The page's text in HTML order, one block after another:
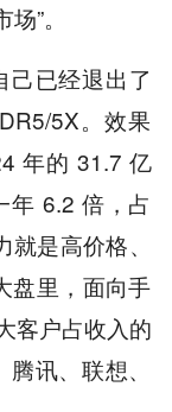
”。
己已经退出了
5X。效果
年的 31.7 亿
年 6.2 倍，占
是高价格、
盘里，面向手
客户占收入的
讯、联想、